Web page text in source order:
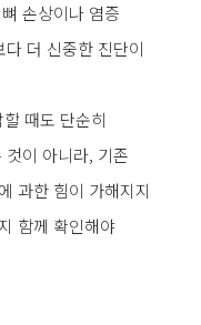
손상이나 염증
더 신중한 진단이
때도 단순히
이 아니라, 기존
과한 힘이 가해지지
함께 확인해야